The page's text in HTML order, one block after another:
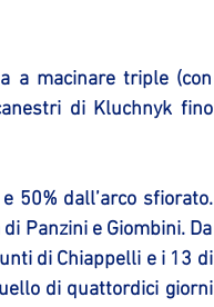
a macinare triple (con
di Kluchnyk fino
50% dall’arco sfiorato.
Panzini e Giombini. Da
di Chiappelli e i 13 di
di quattordici giorni